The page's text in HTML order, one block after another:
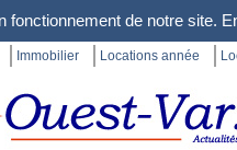
fonctionnement de notre site.
Immobilier Locations année